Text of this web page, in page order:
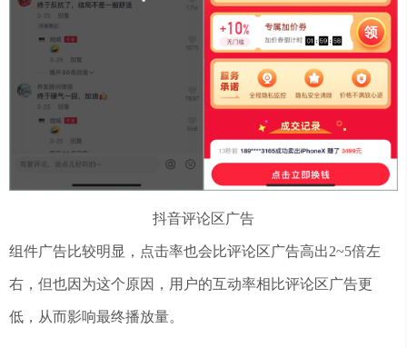
抖音评论区广告
组件广告比较明显，点击率也会比评论区广告高出2~5倍左
右，但也因为这个原因，用户的互动率相比评论区广告更
低，从而影响最终播放量。